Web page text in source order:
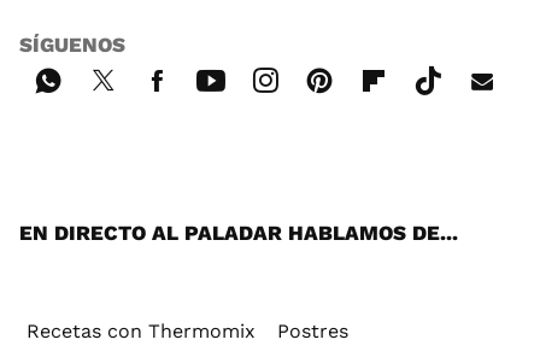
SÍGUENOS
EN DIRECTO AL PALADAR HABLAMOS DE...
Recetas con Thermomix Postres